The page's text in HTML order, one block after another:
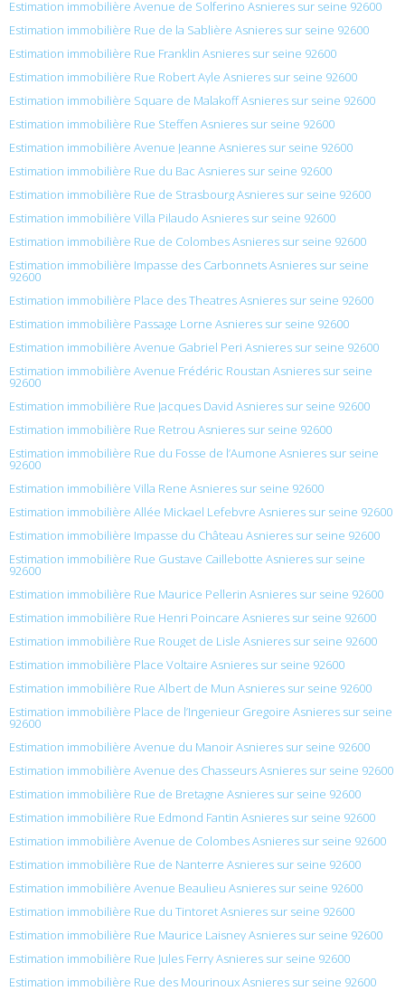
Estimation immobilière Avenue de Solferino Asnieres sur seine 92600
Estimation immobilière Rue de la Sablière Asnieres sur seine 92600
Estimation immobilière Rue Franklin Asnieres sur seine 92600
Estimation immobilière Rue Robert Ayle Asnieres sur seine 92600
Estimation immobilière Square de Malakoff Asnieres sur seine 92600
Estimation immobilière Rue Steffen Asnieres sur seine 92600
Estimation immobilière Avenue Jeanne Asnieres sur seine 92600
Estimation immobilière Rue du Bac Asnieres sur seine 92600
Estimation immobilière Rue de Strasbourg Asnieres sur seine 92600
Estimation immobilière Villa Pilaudo Asnieres sur seine 92600
Estimation immobilière Rue de Colombes Asnieres sur seine 92600
Estimation immobilière Impasse des Carbonnets Asnieres sur seine
92600
Estimation immobilière Place des Theatres Asnieres sur seine 92600
Estimation immobilière Passage Lorne Asnieres sur seine 92600
Estimation immobilière Avenue Gabriel Peri Asnieres sur seine 92600
Estimation immobilière Avenue Frédéric Roustan Asnieres sur seine
92600
Estimation immobilière Rue Jacques David Asnieres sur seine 92600
Estimation immobilière Rue Retrou Asnieres sur seine 92600
Estimation immobilière Rue du Fosse de l’Aumone Asnieres sur seine
92600
Estimation immobilière Villa Rene Asnieres sur seine 92600
Estimation immobilière Allée Mickael Lefebvre Asnieres sur seine 92600
Estimation immobilière Impasse du Château Asnieres sur seine 92600
Estimation immobilière Rue Gustave Caillebotte Asnieres sur seine
92600
Estimation immobilière Rue Maurice Pellerin Asnieres sur seine 92600
Estimation immobilière Rue Henri Poincare Asnieres sur seine 92600
Estimation immobilière Rue Rouget de Lisle Asnieres sur seine 92600
Estimation immobilière Place Voltaire Asnieres sur seine 92600
Estimation immobilière Rue Albert de Mun Asnieres sur seine 92600
Estimation immobilière Place de l’Ingenieur Gregoire Asnieres sur seine
92600
Estimation immobilière Avenue du Manoir Asnieres sur seine 92600
Estimation immobilière Avenue des Chasseurs Asnieres sur seine 92600
Estimation immobilière Rue de Bretagne Asnieres sur seine 92600
Estimation immobilière Rue Edmond Fantin Asnieres sur seine 92600
Estimation immobilière Avenue de Colombes Asnieres sur seine 92600
Estimation immobilière Rue de Nanterre Asnieres sur seine 92600
Estimation immobilière Avenue Beaulieu Asnieres sur seine 92600
Estimation immobilière Rue du Tintoret Asnieres sur seine 92600
Estimation immobilière Rue Maurice Laisney Asnieres sur seine 92600
Estimation immobilière Rue Jules Ferry Asnieres sur seine 92600
Estimation immobilière Rue des Mourinoux Asnieres sur seine 92600